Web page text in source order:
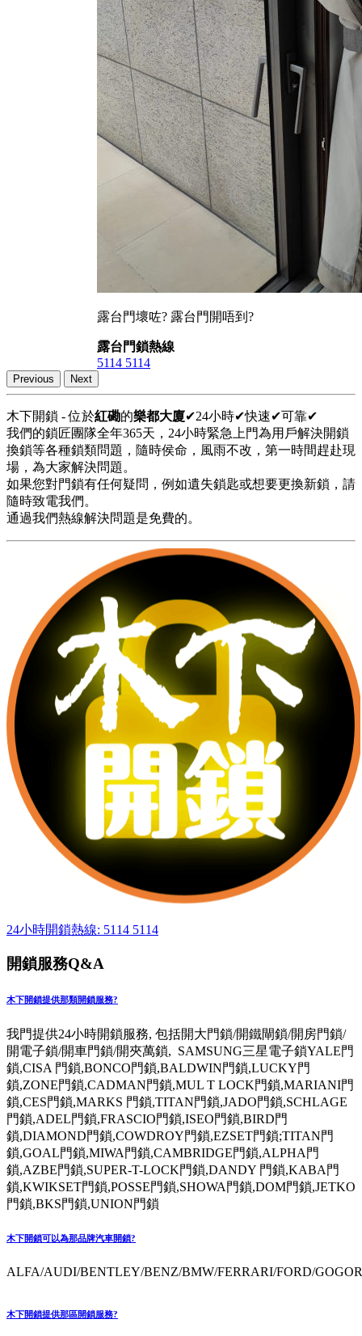
露台門壞咗? 露台門開唔到?
露台門鎖熱線
5114 5114
Previous Next
木下開鎖 - 位於紅磡的樂都大廈✔24小時✔快速✔可靠✔
我們的鎖匠團隊全年365天，24小時緊急上門為用戶解決開鎖
換鎖等各種鎖類問題，隨時侯命，風雨不改，第一時間趕赴現
場，為大家解決問題。
如果您對門鎖有任何疑問，例如遺失鎖匙或想要更換新鎖，請
隨時致電我們。
通過我們熱線解決問題是免費的。
24小時開鎖熱線: 5114 5114
開鎖服務Q&A
木下開鎖提供那類開鎖服務?
我門提供24小時開鎖服務, 包括開大門鎖/開鐵閘鎖/開房門鎖/
開電子鎖/開車門鎖/開夾萬鎖, SAMSUNG三星電子鎖YALE門
鎖,CISA 門鎖,BONCO門鎖,BALDWIN門鎖,LUCKY門
鎖,ZONE門鎖,CADMAN門鎖,MUL T LOCK門鎖,MARIANI門
鎖,CES門鎖,MARKS 門鎖,TITAN門鎖,JADO門鎖,SCHLAGE
門鎖,ADEL門鎖,FRASCIO門鎖,ISEO門鎖,BIRD門
鎖,DIAMOND門鎖,COWDROY門鎖,EZSET門鎖;TITAN門
鎖,GOAL門鎖,MIWA門鎖,CAMBRIDGE門鎖,ALPHA門
鎖,AZBE門鎖,SUPER-T-LOCK門鎖,DANDY 門鎖,KABA門
鎖,KWIKSET門鎖,POSSE門鎖,SHOWA門鎖,DOM門鎖,JETKO
門鎖,BKS門鎖,UNION門鎖
木下開鎖可以為那品牌汽車開鎖?
ALFA/AUDI/BENTLEY/BENZ/BMW/FERRARI/FORD/
木下開鎖提供那區開鎖服務?